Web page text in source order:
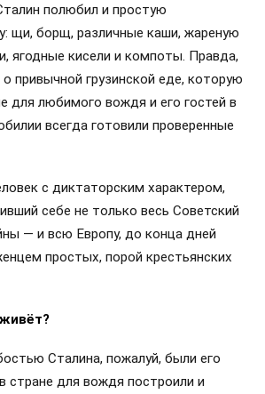
полюбил и простую
щи, борщ, различные каши, жареную
ягодные кисели и компоты. Правда,
привычной грузинской еде, которую
для любимого вождя и его гостей в
всегда готовили проверенные
с диктаторским характером,
себе не только весь Советский
— и всю Европу, до конца дней
простых, порой крестьянских
Сталина, пожалуй, были его
стране для вождя построили и